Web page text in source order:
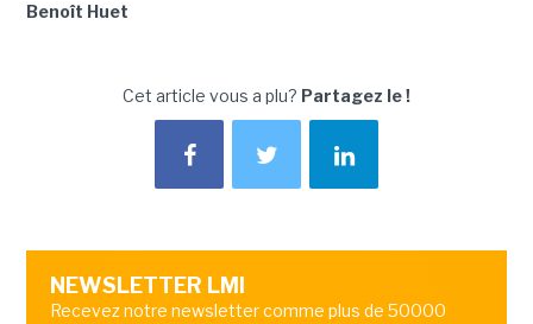
Benoît Huet
Cet article vous a plu? Partagez le !
NEWSLETTER LMI
Recevez notre newsletter comme plus de 50000